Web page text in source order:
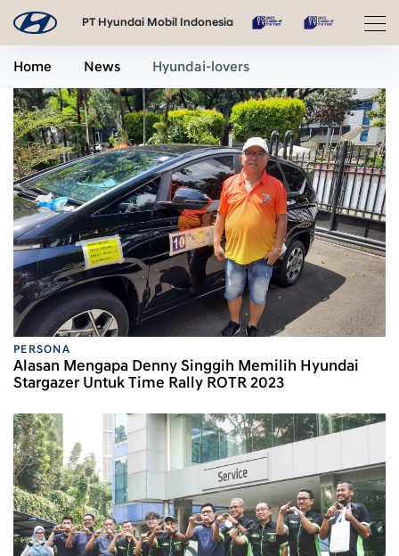
PT Hyundai Mobil Indonesia
Home News Hyundai-lovers
PERSONA
Alasan Mengapa Denny Singgih Memilih Hyundai
Stargazer Untuk Time Rally ROTR 2023